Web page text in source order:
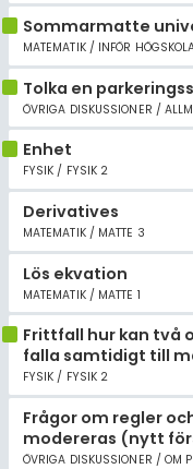
Sommarmatte
MATEMATIK / INFÖR
Tolka en
ÖVRIGA DISKUSSIONER /
Enhet
FYSIK / FYSIK 2
Derivatives
MATEMATIK / MATTE 3
Lös ekvation
MATEMATIK / MATTE 1
Frittfall hur kan två
falla samtidigt till
FYSIK / FYSIK 2
Frågor om regler
modereras (nytt
ÖVRIGA DISKUSSIONER / OM